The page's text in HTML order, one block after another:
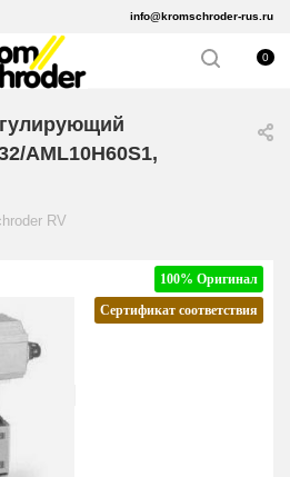
info@kromschroder-rus.ru
0
AML10H60S1,
RV
100% Оригинал
Сертификат соответствия